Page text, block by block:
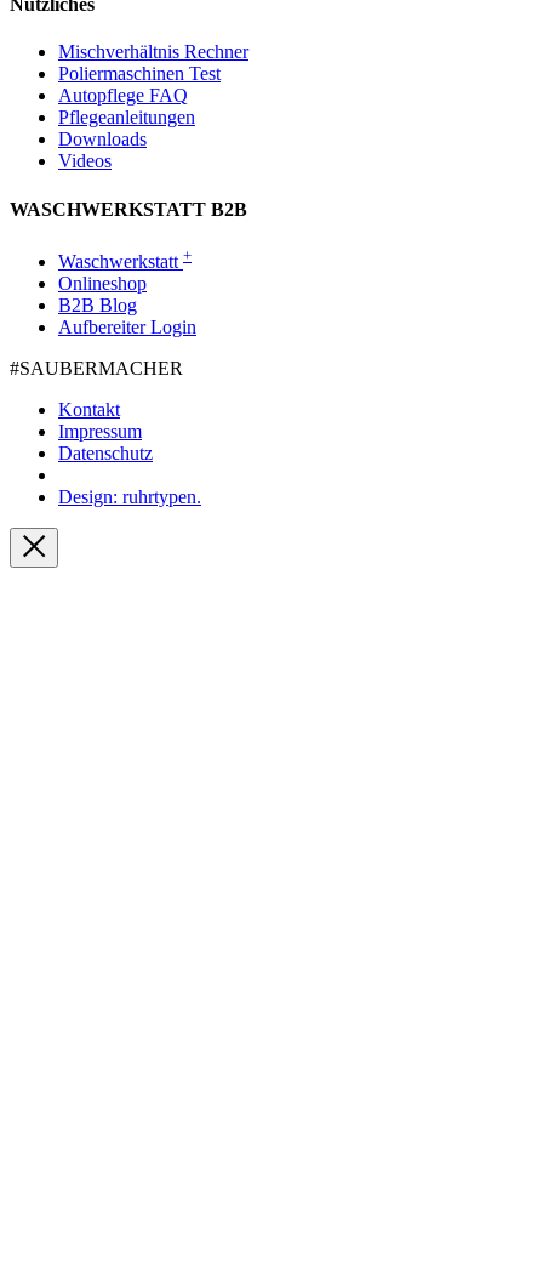
Nützliches
Mischverhältnis Rechner
Poliermaschinen Test
Autopflege FAQ
Pflegeanleitungen
Downloads
Videos
WASCHWERKSTATT B2B
Waschwerkstatt +
Onlineshop
B2B Blog
Aufbereiter Login
#SAUBER­MACHER
Kontakt
Impressum
Datenschutz
Design: ruhrtypen.